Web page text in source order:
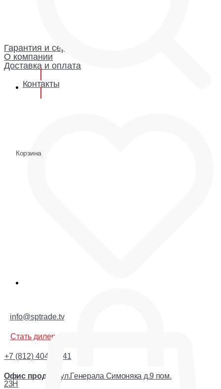
Гарантия и сервис
О компании
Доставка и оплата
Контакты
Корзина
info@sptrade.tv
Стать дилером
+7 (812) 404-44-41
Офис продаж:
ул.Генерала Симоняка д.9 пом.
23Н